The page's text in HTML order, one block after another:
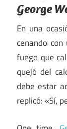
George
En una
cenando
fuego que
quejó del
debe estar
replicó: «Sí,